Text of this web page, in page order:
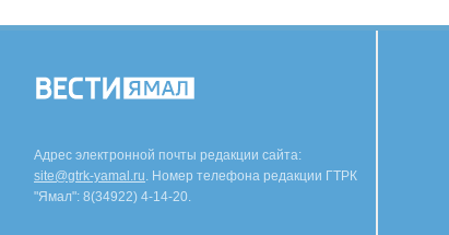
Адрес электронной почты редакции сайта:
site@gtrk-yamal.ru. Номер телефона редакции ГТРК
"Ямал": 8(34922) 4-14-20.